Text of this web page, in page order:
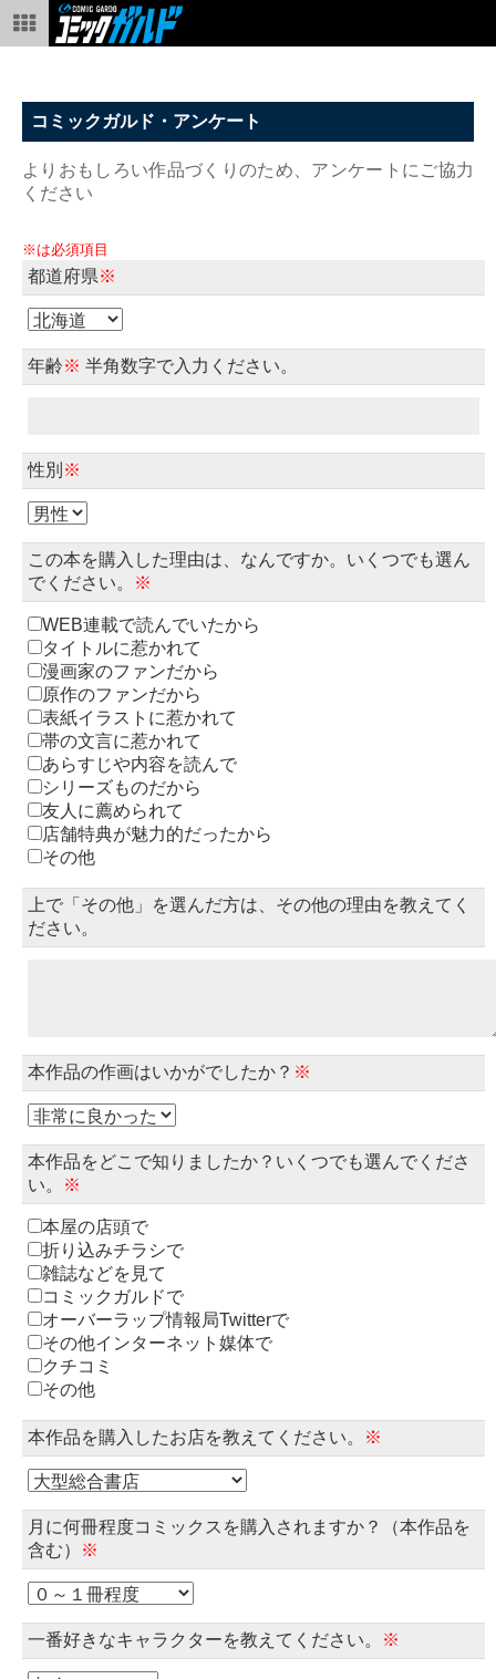
コミックガルド・アンケート
よりおもしろい作品づくりのため、アンケートにご協力
ください
※は必須項目
都道府県※
年齢※ 半角数字で入力ください。
性別 ※
この本を購入した理由は、なんですか。いくつでも選ん
でください。
※
WEB連載で読んでいたから
タイトルに惹かれて
漫画家のファンだから
原作のファンだから
表紙イラストに惹かれて
帯の文言に惹かれて
あらすじや内容を読んで
シリーズものだから
友人に薦められて
店舗特典が魅力的だったから
その他
上で「その他」を選んだ方は、その他の理由を教えてく
ださい。
本作品の作画はいかがでしたか？ ※
本作品をどこで知りましたか？いくつでも選んでくださ
い。
※
本屋の店頭で
折り込みチラシで
雑誌などを見て
コミックガルドで
オーバーラップ情報局Twitterで
その他インターネット媒体で
クチコミ
その他
本作品を購入したお店を教えてください。 ※
月に何冊程度コミックスを購入されますか？（本作品を
含む）
※
一番好きなキャラクターを教えてください。 ※